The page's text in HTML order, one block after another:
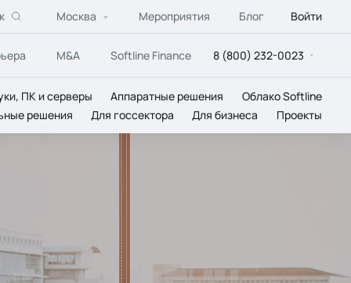
Москва Мероприятия Блог Войти
M&A Softline Finance 8 (800) 232-0023
ПК и серверы Аппаратные решения
Облако Softline
решения Для госсектора Для бизнеса Проекты